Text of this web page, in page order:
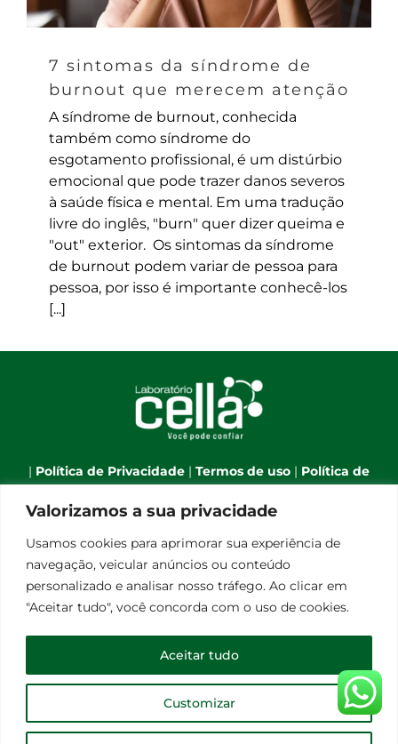
Valorizamos a sua privacidade
Usamos cookies para aprimorar sua experiência de
navegação, veicular anúncios ou conteúdo
personalizado e analisar nosso tráfego. Ao clicar em
"Aceitar tudo", você concorda com o uso de cookies.
Customizar
Aceitar tudo
7 sintomas da síndrome de
burnout que merecem atenção
A síndrome de burnout, conhecida
também como síndrome do
esgotamento profissional, é um distúrbio
emocional que pode trazer danos severos
à saúde física e mental. Em uma tradução
livre do inglês, "burn" quer dizer queima e
"out" exterior. Os sintomas da síndrome
de burnout podem variar de pessoa para
pessoa, por isso é importante conhecê-los
[...]
| Política de Privacidade | Termos de uso | Política de
Cookies|Webmail|
mail:atendimento@laboratoriocella.com.br | Banco
de talentos:pessoal@laboratoriocella.com.br
© Copyright 2012 - 2026 | Laboratório Cella - All Rights
Laboratório de Análises Clínicas Cella Ltda - CNPJ
08.248.656/0001-30
FacebookInstagram
E-
mail